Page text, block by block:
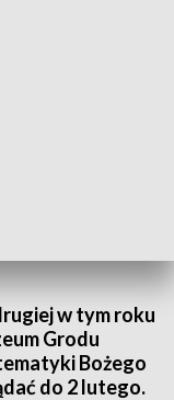
w tym roku
Grodu
Bożego
do 2 lutego.